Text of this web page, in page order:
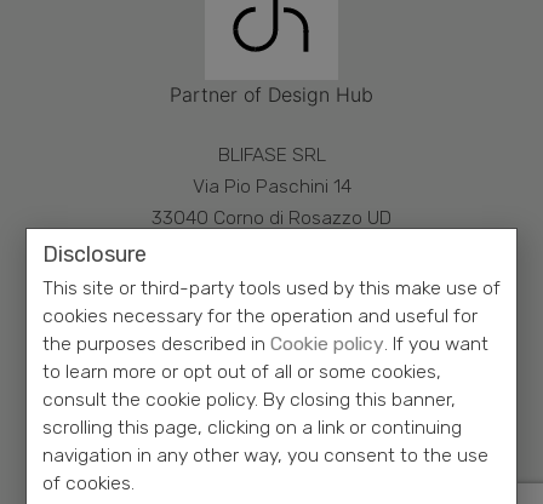
BLIFASE SRL
Via Pio Paschini 14
33040 Corno di Rosazzo UD
VAT 02266890306
Phone: +39 0432 759051 - Fax +39 0432 753190
blifase@blifase.it
Partner of Design Hub
Disclosure
This site or third-party tools used by this make use of
cookies necessary for the operation and useful for
the purposes described in Cookie policy. If you want
to learn more or opt out of all or some cookies,
consult the cookie policy. By closing this banner,
scrolling this page, clicking on a link or continuing
navigation in any other way, you consent to the use
of cookies.